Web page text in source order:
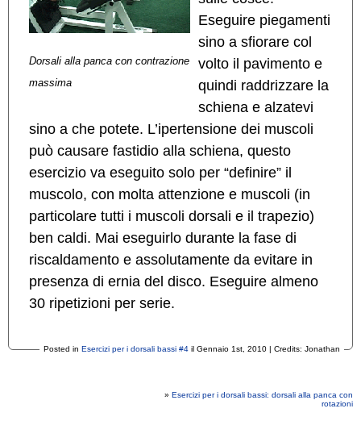
Dorsali alla panca con contrazione
massima
Eseguire piegamenti
sino a sfiorare col
volto il pavimento e
quindi raddrizzare la
schiena e alzatevi
sino a che potete. L’ipertensione dei muscoli
può causare fastidio alla schiena, questo
esercizio va eseguito solo per “definire” il
muscolo, con molta attenzione e muscoli (in
particolare tutti i muscoli dorsali e il trapezio)
ben caldi. Mai eseguirlo durante la fase di
riscaldamento e assolutamente da evitare in
presenza di ernia del disco. Eseguire almeno
30 ripetizioni per serie.
Posted in Esercizi per i dorsali bassi #4 il Gennaio 1st, 2010 | Credits: Jonathan
» Esercizi per i dorsali bassi: dorsali alla panca con
rotazioni